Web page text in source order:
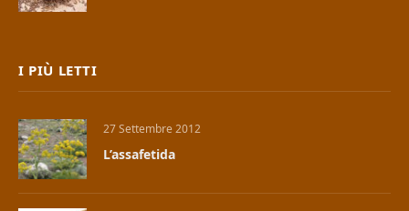
I PIÙ LETTI
27 Settembre 2012
L’assafetida